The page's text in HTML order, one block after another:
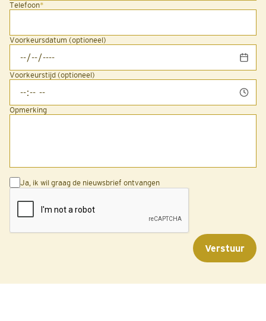
Telefoon*
Voorkeursdatum (optioneel)
Voorkeurstijd (optioneel)
Opmerking
Ja, ik wil graag de nieuwsbrief ontvangen